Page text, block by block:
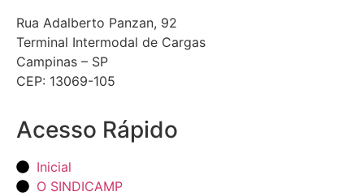
Rua Adalberto Panzan, 92
Terminal Intermodal de Cargas
Campinas – SP
CEP: 13069-105
Acesso Rápido
Inicial
O SINDICAMP